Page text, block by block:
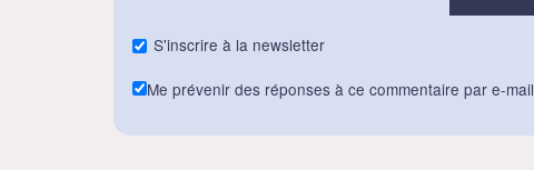
S'inscrire à la newsletter
Me prévenir des réponses à ce commentaire par e-mail